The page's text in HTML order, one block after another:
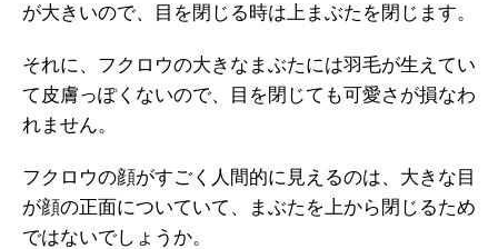
が大きいので、目を閉じる時は上まぶたを閉じます。
それに、フクロウの大きなまぶたには羽毛が生えてい
て皮膚っぽくないので、目を閉じても可愛さが損なわ
れません。
フクロウの顔がすごく人間的に見えるのは、大きな目
が顔の正面についていて、まぶたを上から閉じるため
ではないでしょうか。